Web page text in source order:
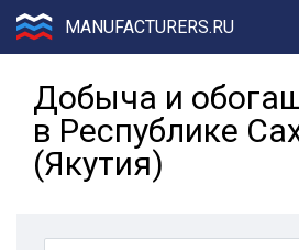
MANUFACTURERS.RU
Добыча и
в Республике
(Якутия)